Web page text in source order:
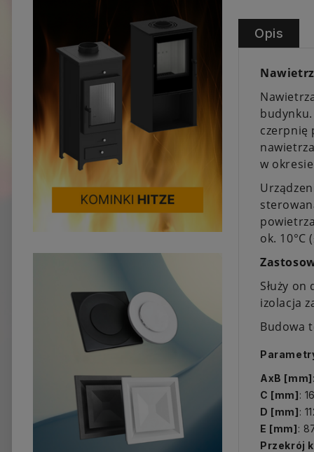
Opis
czerpnię
w
ok. 10°C
Służy
izolacja
Budowa
AxB [mm]
C [mm]:
D [mm]:
E [mm]:
Przekrój